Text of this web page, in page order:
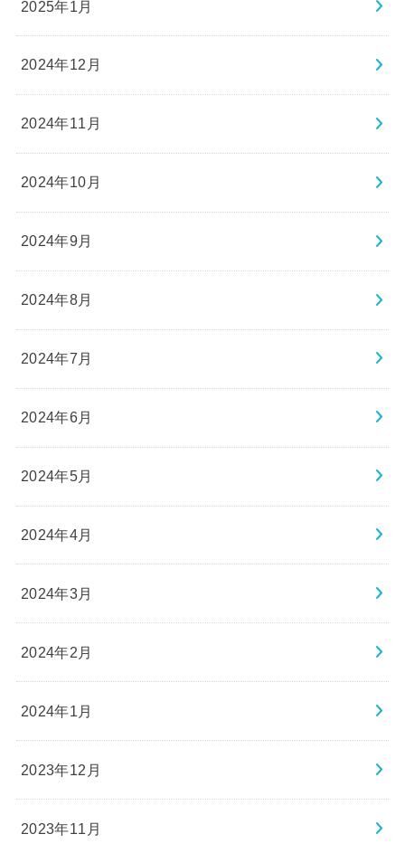
2025年1月
2024年12月
2024年11月
2024年10月
2024年9月
2024年8月
2024年7月
2024年6月
2024年5月
2024年4月
2024年3月
2024年2月
2024年1月
2023年12月
2023年11月